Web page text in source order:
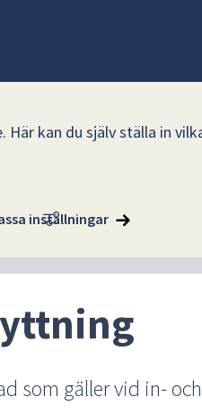
kan du själv ställa in
inställningar
som gäller vid in-